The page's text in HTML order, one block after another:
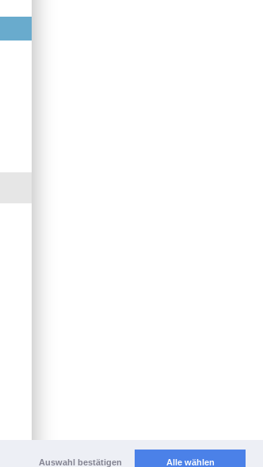
Auswahl bestätigen Alle wählen